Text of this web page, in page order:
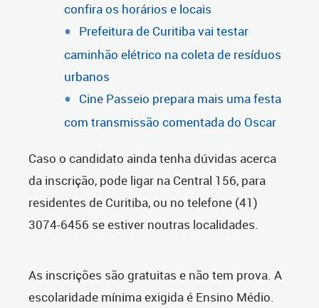
confira os horários e locais
Prefeitura de Curitiba vai testar
caminhão elétrico na coleta de resíduos
urbanos
Cine Passeio prepara mais uma festa
com transmissão comentada do Oscar
Caso o candidato ainda tenha dúvidas acerca
da inscrição, pode ligar na Central 156, para
residentes de Curitiba, ou no telefone (41)
3074-6456 se estiver noutras localidades.
As inscrições são gratuitas e não tem prova. A
escolaridade mínima exigida é Ensino Médio.